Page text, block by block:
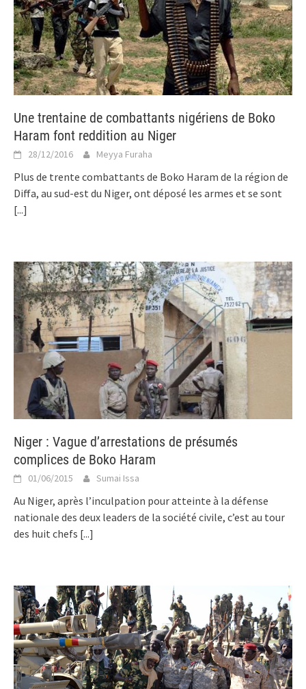
Une trentaine de combattants nigériens de Boko
Haram font reddition au Niger
28/12/2016 Meyya Furaha
Plus de trente combattants de Boko Haram de la région de
Diffa, au sud-est du Niger, ont déposé les armes et se sont
[...]
Niger : Vague d’arrestations de présumés
complices de Boko Haram
01/06/2015 Sumai Issa
Au Niger, après l’inculpation pour atteinte à la défense
nationale des deux leaders de la société civile, c’est au tour
des huit chefs [...]